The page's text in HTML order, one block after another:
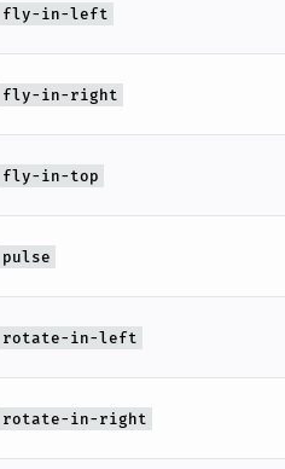
fly-in-left
fly-in-right
fly-in-top
pulse
rotate-in-left
rotate-in-right